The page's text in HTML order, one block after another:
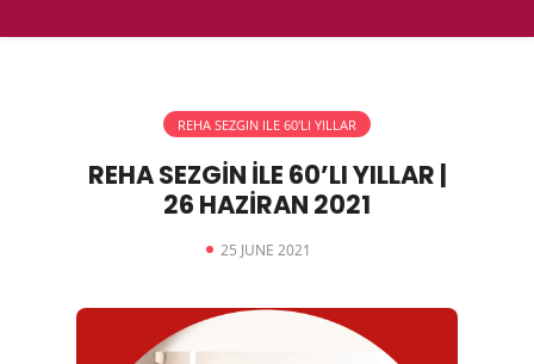
REHA SEZGIN ILE 60'LI YILLAR
REHA SEZGİN İLE 60’LI YILLAR |
26 HAZİRAN 2021
25 JUNE 2021